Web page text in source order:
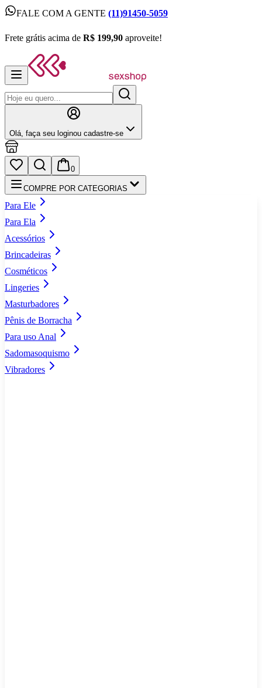
FALE COM A GENTE (11)91450-5059
Frete grátis acima de R$ 199,90 aproveite!
Olá, faça seu loginou cadastre‑se
0
COMPRE POR CATEGORIAS
Para Ele
Para Ela
Acessórios
Brincadeiras
Cosméticos
Lingeries
Masturbadores
Pênis de Borracha
Para uso Anal
Sadomasoquismo
Vibradores